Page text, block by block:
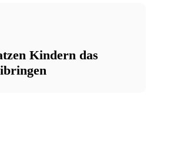
Kindern das